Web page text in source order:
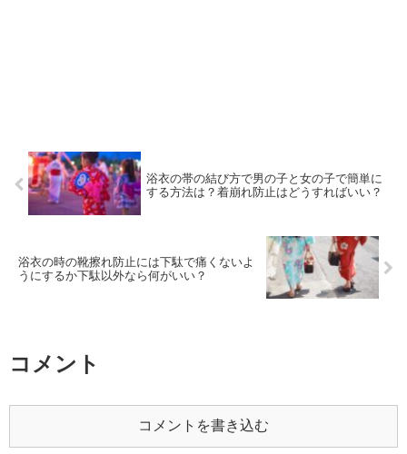
浴衣の帯の結び方で男の子と女の子で簡単に
する方法は？着崩れ防止はどうすればいい？
浴衣の時の靴擦れ防止には下駄で痛くないよ
うにするか下駄以外なら何がいい？
コメント
コメントを書き込む